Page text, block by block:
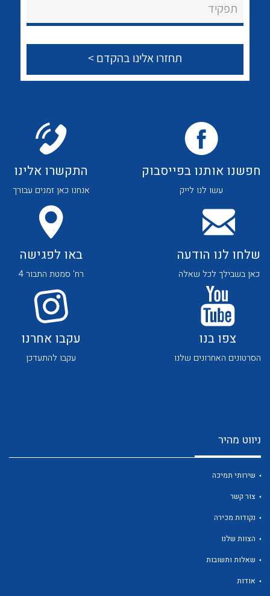
לכל מוצרי היצרן לכל מוצרי היצרן
לכל מוצרי היצרן לכל מוצרי היצרן
לכל מוצרי היצרן
תפקיד
חפשנו אותנו בפייסבוק
עשו לנו לייק
התקשרו אלינו
אנחנו כאן זמנים עבורך
שלחו לנו הודעה
כאן בשבילך לכל שאלה
באו לפגישה
רח' סמטת התבור 4
צפו בנו
הסרטונים האחרונים שלנו
עקבו אחרנו
עקבו להתעדכן
ניווט מהיר
שירותי תמיכה
צור קשר
נקודות מכירה
הצוות שלנו
שאלות ותשובות
אודות